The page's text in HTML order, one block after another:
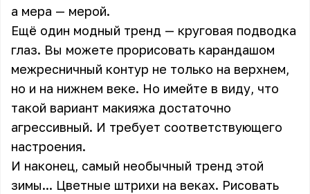
а мера — мерой.
Ещё один модный тренд — круговая подводка
глаз. Вы можете прорисовать карандашом
межресничный контур не только на верхнем,
но и на нижнем веке. Но имейте в виду, что
такой вариант макияжа достаточно
агрессивный. И требует соответствующего
настроения.
И наконец, самый необычный тренд этой
зимы... Цветные штрихи на веках. Рисовать